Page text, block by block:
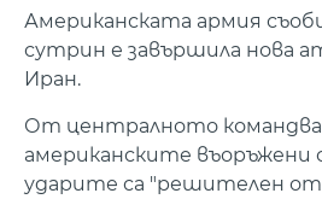
Американската армия
сутрин е завършила нова
Иран.
От централното
американските въоръжени
ударите са "решителен